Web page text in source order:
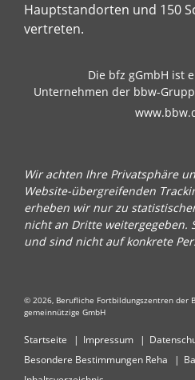
Hauptstandorten und 150
vertreten.
Die bfz gGmbH ist
Unternehmen der bbw-
Wir achten Ihre Privatsphäre
Website-übergreifenden
erheben wir nur zu
nicht an Dritte weitergegeben.
und sind nicht auf konkrete
© 2026, Berufliche Fortbildungszentren der
gemeinnützige GmbH
Startseite Impressum
Besondere Bestimmungen Reha